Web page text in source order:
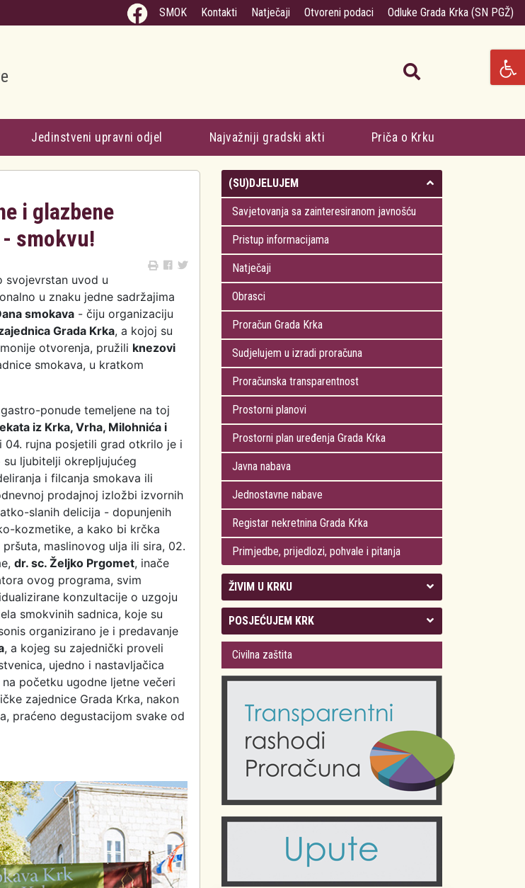
SMOK Kontakti Natječaji Otvoreni podaci Odluke Grada Krka (SN PGŽ)
Jedinstveni upravni odjel Najvažniji gradski akti Priča o Krku
i glazbene
smokvu!
svojevrstan uvod u
u znaku jedne sadržajima
smokava - čiju organizaciju
Grada Krka, a kojoj su
otvorenja, pružili knezovi
smokava, u kratkom
ponude temeljene na toj
iz Krka, Vrha, Milohnića i
04. rujna posjetili grad otkrilo je i
ljubitelji okrepljujućeg
i filcanja smokava ili
prodajnoj izložbi izvornih
slanih delicija - dopunjenih
kozmetike, a kako bi krčka
maslinovog ulja ili sira, 02.
dr. sc. Željko Prgomet, inače
ovog programa, svim
konzultacije o uzgoju
smokvinih sadnica, koje su
organizirano je i predavanje
, a kojeg su zajednički proveli
ujedno i nastavljačica
početku ugodne ljetne večeri
zajednice Grada Krka, nakon
praćeno degustacijom svake od
(SU)DJELUJEM
Savjetovanja sa zainteresiranom javnošću
Pristup informacijama
Natječaji
Obrasci
Proračun Grada Krka
Sudjelujem u izradi proračuna
Proračunska transparentnost
Prostorni planovi
Prostorni plan uređenja Grada Krka
Javna nabava
Jednostavne nabave
Registar nekretnina Grada Krka
Primjedbe, prijedlozi, pohvale i pitanja
ŽIVIM U KRKU
Kolegij gradonačelnika
Gradsko vijeće
Odluke Grada Krka (Službene novine PGŽ)
Obrazovanje
Komunalne usluge
Civilni sektor (arhiva udruga)
Sport i rekreacija
POSJEĆUJEM KRK
Plan Grada Krka
Krk 360° VR panorama
Krk uživo
Fotogalerije
Kalendar događanja
Turistička zajednica otoka Krka
Civilna zaštita